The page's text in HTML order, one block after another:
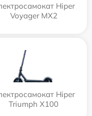
Hiper
Voyager MX2
Hiper
Triumph X100